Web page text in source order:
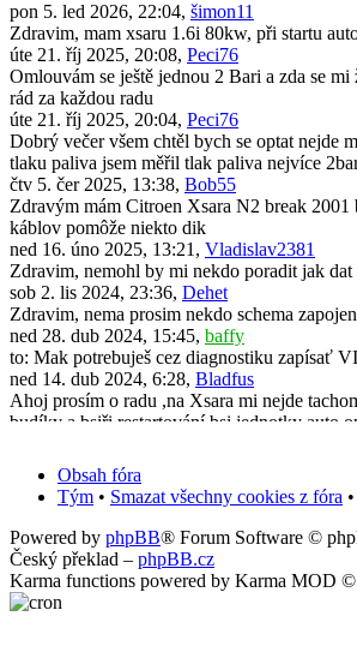
pon 5. led 2026, 22:04, šimon11
Zdravim, mam xsaru 1.6i 80kw, při startu
úte 21. říj 2025, 20:08, Peci76
Omlouvám se ještě jednou 2 Bari a zda se
rád za každou radu
úte 21. říj 2025, 20:04, Peci76
Dobrý večer všem chtěl bych se optat nejde
tlaku paliva jsem měřil tlak paliva nejvíce
čtv 5. čer 2025, 13:38, Bob55
Zdravým mám Citroen Xsara N2 break 2001
káblov pomôže niekto dik
ned 16. úno 2025, 13:21, Vladislav2381
Zdravim, nemohl by mi nekdo poradit jak
sob 2. lis 2024, 23:36, Dehet
Zdravim, nema prosim nekdo schema
ned 28. dub 2024, 15:45, baffy
to: Mak potrebuješ cez diagnostiku zapísať
ned 14. dub 2024, 6:28, Bladfus
Ahoj prosím o radu ,na Xsara mi nejde
budíky a bsiři restartování bsi jednotky auto
Dobrý den. Po demontáži a zpětné montáži
předem za jakoukoliv radu.
úte 31. říj 2023, 13:39,Vafle_2001cz
Zdravím, neřešil někdo vylepšení Xsary?
čtv 20. črc 2023, 13:34, scorpick
Ahoj všichni, mám problém u mé Xsary
nic..jinak jdou světla, směrovky, akorát to
čtv 20. črc 2023, 13:29,
Obsah fóra
Tým • Smazat všechny cookies z fóra
Powered by phpBB® Forum Software ©
Český překlad – phpBB.cz
Karma functions powered by Karma MOD